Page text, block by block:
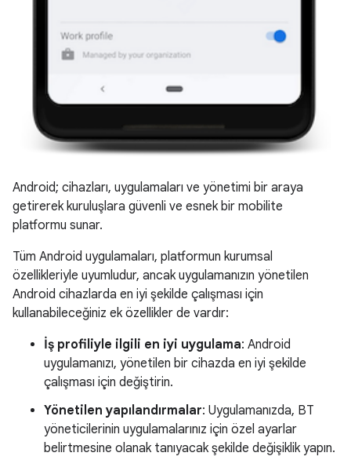
Android; cihazları, uygulamaları ve yönetimi bir araya
getirerek kuruluşlara güvenli ve esnek bir mobilite
platformu sunar.
Tüm Android uygulamaları, platformun kurumsal
özellikleriyle uyumludur, ancak uygulamanızın yönetilen
Android cihazlarda en iyi şekilde çalışması için
kullanabileceğiniz ek özellikler de vardır:
İş profiliyle ilgili en iyi uygulama: Android
uygulamanızı, yönetilen bir cihazda en iyi şekilde
çalışması için değiştirin.
Yönetilen yapılandırmalar: Uygulamanızda, BT
yöneticilerinin uygulamalarınız için özel ayarlar
belirtmesine olanak tanıyacak şekilde değişiklik yapın.